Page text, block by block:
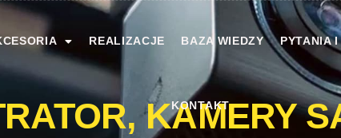
REALIZACJE BAZA WIEDZY PYTANIA
KONTAKT
KAMERY